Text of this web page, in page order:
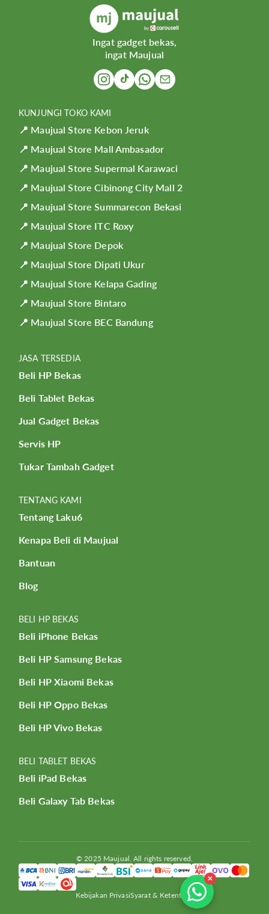
Ingat gadget bekas,
ingat Maujual
KUNJUNGI TOKO KAMI
📍 Maujual Store Kebon Jeruk
📍 Maujual Store Mall Ambasador
📍 Maujual Store Supermal Karawaci
📍 Maujual Store Cibinong City Mall 2
📍 Maujual Store Summarecon Bekasi
📍 Maujual Store ITC Roxy
📍 Maujual Store Depok
📍 Maujual Store Dipati Ukur
📍 Maujual Store Kelapa Gading
📍 Maujual Store Bintaro
📍 Maujual Store BEC Bandung
JASA TERSEDIA
Beli HP Bekas
Beli Tablet Bekas
Jual Gadget Bekas
Servis HP
Tukar Tambah Gadget
TENTANG KAMI
Tentang Laku6
Kenapa Beli di Maujual
Bantuan
Blog
BELI HP BEKAS
Beli iPhone Bekas
Beli HP Samsung Bekas
Beli HP Xiaomi Bekas
Beli HP Oppo Bekas
Beli HP Vivo Bekas
BELI TABLET BEKAS
Beli iPad Bekas
Beli Galaxy Tab Bekas
© 2025 Maujual. All rights reserved.
Kebijakan PrivasiSyarat & Ketentuan
✕